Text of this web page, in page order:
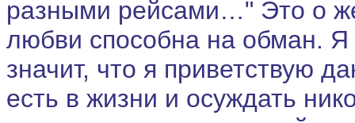
разными рейсами…" Это о
любви способна на обман.
значит, что я приветствую
есть в жизни и осуждать